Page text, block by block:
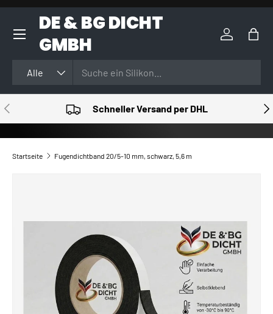
DIREKT ZUM INHALT
DE & BG DICHT
GMBH
Alle
Einloggen
VORHERIGE Schneller Versand per DHL
Startseite Fugendichtband 20/5-10 mm, schwarz, 5,6 m